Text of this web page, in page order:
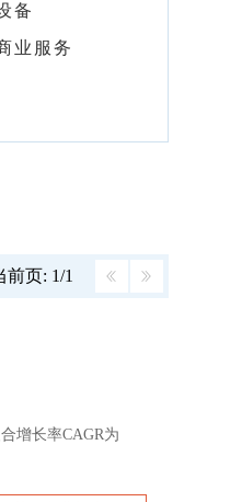
备
业服务
前页: 1/1
增长率CAGR为